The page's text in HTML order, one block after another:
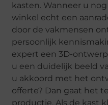
kasten. Wanneer u
winkel echt een
door de vakmensen
persoonlijk
expert een 3D-
u een duidelijk beeld
u akkoord met het
offerte? Dan gaat het
productie. Als de kast